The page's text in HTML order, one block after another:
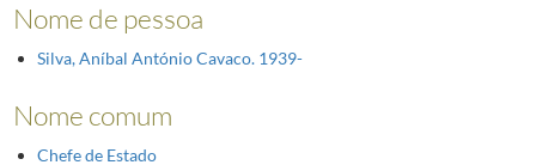
Nome de pessoa
Silva, Aníbal António Cavaco. 1939-
Nome comum
Chefe de Estado